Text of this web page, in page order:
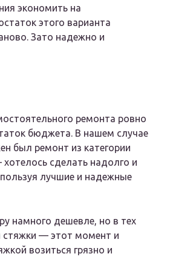
экономить на
этого варианта
Зато надежно и
ремонта ровно
бюджета. В нашем случае
был ремонт из категории
сделать надолго и
лучшие и надежные
намного дешевле, но в тех
стяжки — этот момент и
возиться грязно и